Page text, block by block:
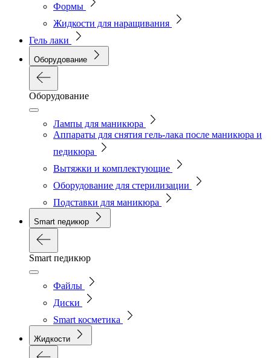
Формы
Жидкости для наращивания
Гель лаки
Оборудование
Оборудование
Лампы для маникюра
Аппараты для снятия гель-лака после маникюра и
педикюра
Вытяжки и комплектующие
Оборудование для стерилизации
Подставки для маникюра
Smart педикюр
Smart педикюр
Файлы
Диски
Smart косметика
Жидкости